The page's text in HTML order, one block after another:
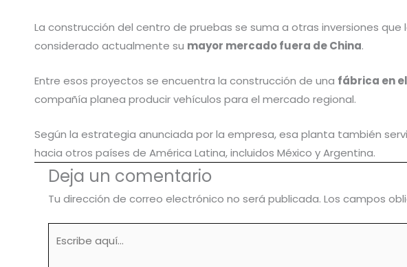
La construcción del centro de pruebas se suma a otras inversiones que
considerado actualmente su mayor mercado fuera de China.
Entre esos proyectos se encuentra la construcción de una fábrica en
compañía planea producir vehículos para el mercado regional.
Según la estrategia anunciada por la empresa, esa planta también
hacia otros países de América Latina, incluidos México y Argentina.
Deja un comentario
Tu dirección de correo electrónico no será publicada. Los campos